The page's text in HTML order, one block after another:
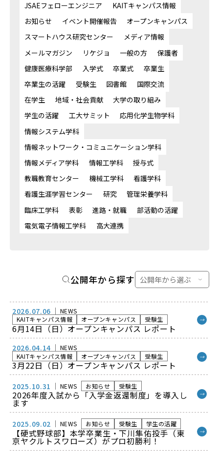
JSAEフェローエンジニア
KAITキャンパス情報
お知らせ
イベント開催報告
オープンキャンパス
スマートハウス研究センター
メディア情報
メールマガジン
リケジョ 一般の方
保護者
健康医療科学部
入学式 卒業式
卒業生
卒業生の活躍
受験生 図書館
国際交流
在学生
地域・社会貢献
大学の取り組み
学生の活躍
工大サミット
応用化学生物学科
情報システム学科
情報ネットワーク・コミュニケーション学科
情報メディア学科
情報工学科
授与式
教職教育センター
機械工学科
看護学科
看護生涯学習センター
研究
管理栄養学科
臨床工学科
表彰 進路・就職
部活動の活躍
電気電子情報工学科
高大連携
公開年から探す
2026.07.06
NEWS
KAITキャンパス情報
オープンキャンパス 受験生
6月14日（日）オープンキャンパス レポート
→
2026.04.14
NEWS
KAITキャンパス情報
オープンキャンパス 受験生
3月22日（日）オープンキャンパス レポート
→
2025.10.31 NEWS お知らせ 受験生
2026年度入試から「入学金返還制度」を導入し
ます
→
2025.09.02 NEWS お知らせ 受験生 学生の活躍
【硬式野球部】本学卒業生・下川隼佑投手（東
京ヤクルトスワローズ）がプロ初勝利！
→